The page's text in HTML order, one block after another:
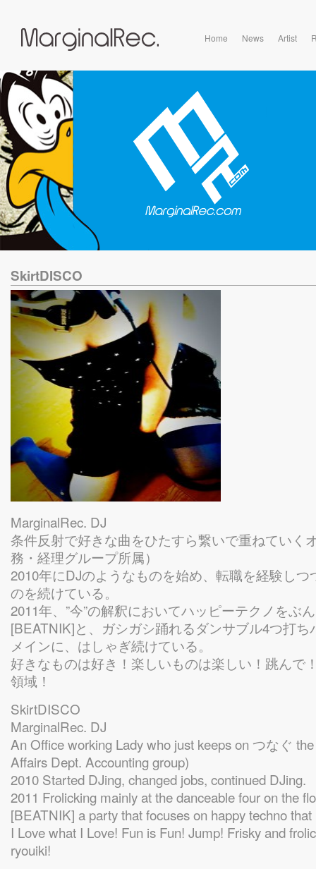
Home News Artist
SkirtDISCO
MarginalRec. DJ
条件反射で好きな曲をひたすら繋いで重ねていく
務・経理グループ所属）
2010年にDJのようなものを始め、転職を経験し
のを続けている。
2011年、”今”の解釈においてハッピーテクノをぶ
[BEATNIK]と、ガシガシ踊れるダンサブル4つ打ち
メインに、はしゃぎ続けている。
好きなものは好き！楽しいものは楽しい！跳んで
領域！
SkirtDISCO
MarginalRec. DJ
An Office working Lady who just keeps on つなぐ
Affairs Dept. Accounting group)
2010 Started DJing, changed jobs, continued DJing.
2011 Frolicking mainly at the danceable four on the
[BEATNIK] a party that focuses on happy techno that
I Love what I Love! Fun is Fun! Jump! Frisky and
ryouiki!